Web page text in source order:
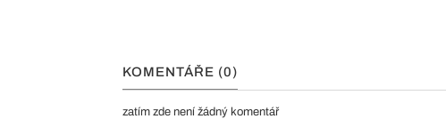
KOMENTÁŘE (0)
zatím zde není žádný komentář